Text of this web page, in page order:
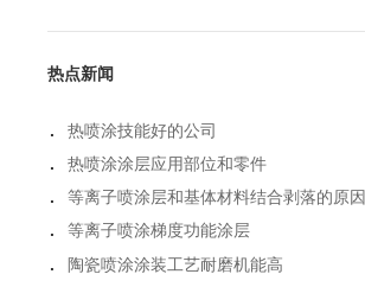
热点新闻
.
热喷涂技能好的公司
.
热喷涂涂层应用部位和零件
.
等离子喷涂层和基体材料结合剥落的原因
.
等离子喷涂梯度功能涂层
.
陶瓷喷涂涂装工艺耐磨机能高